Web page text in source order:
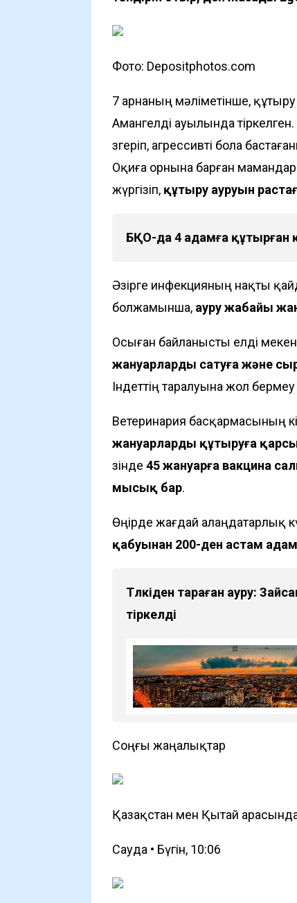
Фото: Depositphotos.com
7 арнаның мәліметінше,
Амангелді ауылында тіркелген.
өзгеріп, агрессивті бола
Оқиға орнына барған
жүргізіп, құтыру ауруын
БҚО-да 4 адамға
Әзірге инфекцияның нақты
болжамынша, ауру жабайы
Осыған байланысты елді
жануарларды сатуға және
Індеттің таралуына жол
Ветеринария басқармасының
жануарларды құтыруға
өзінде 45 жануарға вакцина
мысық бар.
Өңірде жағдай алаңдатарлық
қабуынан 200-ден астам
Түлкіден тараған ауру:
тіркелді
Соңғы жаңалықтар
Қазақстан мен Қытай
Сауда • Бүгін, 10:06